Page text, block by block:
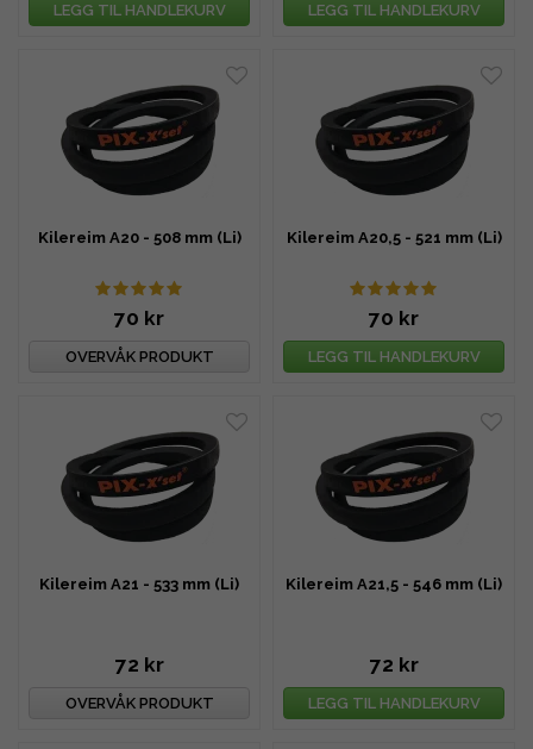
LEGG TIL HANDLEKURV LEGG TIL HANDLEKURV
Kilereim A20 - 508 mm (Li)
70 kr
OVERVÅK PRODUKT
Kilereim A20,5 - 521 mm (Li)
70 kr
LEGG TIL HANDLEKURV
Kilereim A21 - 533 mm (Li)
72 kr
OVERVÅK PRODUKT
Kilereim A21,5 - 546 mm (Li)
72 kr
LEGG TIL HANDLEKURV